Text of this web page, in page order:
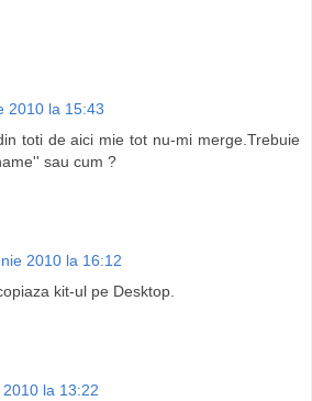
2010 la 15:43
toti de aici mie tot nu-mi merge.Trebuie
sau cum ?
2010 la 16:12
kit-ul pe Desktop.
2010 la 13:22